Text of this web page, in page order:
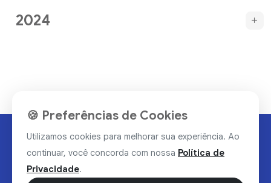
2024
🍪 Preferências de Cookies
Utilizamos cookies para melhorar sua experiência. Ao
continuar, você concorda com nossa Política de
Privacidade.